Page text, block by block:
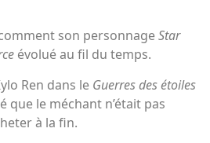
son personnageStar
évolué au fil du temps.
Ren dans le Guerres des étoiles
que le méchant n’était pas
à la fin.